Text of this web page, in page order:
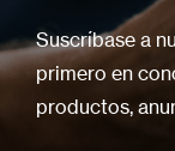
Suscríbase a
primero en
productos,